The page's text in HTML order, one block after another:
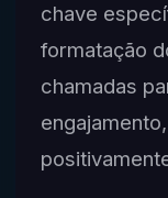
chave
formatação
chamadas